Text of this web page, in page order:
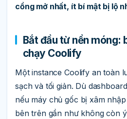
cổng mở nhất, ít bí mật bị lộ
Bắt đầu từ nền móng:
chạy Coolify
Một instance Coolify an toàn
sạch và tối giản. Dù
nếu máy chủ gốc bị xâm
bên trên gần như không còn